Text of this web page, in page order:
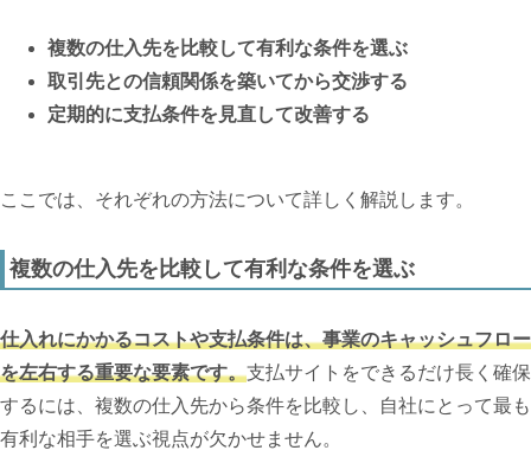
複数の仕入先を比較して有利な条件を選ぶ
取引先との信頼関係を築いてから交渉する
定期的に支払条件を見直して改善する
ここでは、それぞれの方法について詳しく解説します。
複数の仕入先を比較して有利な条件を選ぶ
仕入れにかかるコストや支払条件は、事業のキャッシュフロー
を左右する重要な要素です。支払サイトをできるだけ長く確保
するには、複数の仕入先から条件を比較し、自社にとって最も
有利な相手を選ぶ視点が欠かせません。